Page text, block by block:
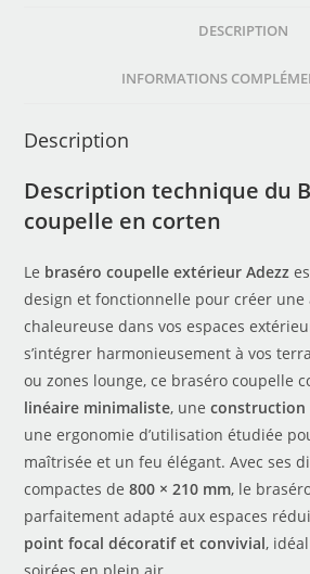
DESCRIPTION
INFORMATIONS
Description
Description technique du
coupelle en corten
Le braséro coupelle extérieur Adezz
design et fonctionnelle pour créer une
chaleureuse dans vos espaces
s’intégrer harmonieusement à vos
ou zones lounge, ce braséro coupelle
linéaire minimaliste, uneconstruction
une ergonomie d’utilisation étudiée
maîtrisée et un feu élégant. Avec ses
compactes de800 × 210 mm, le
parfaitement adapté aux espaces
point focal décoratif et convivial,